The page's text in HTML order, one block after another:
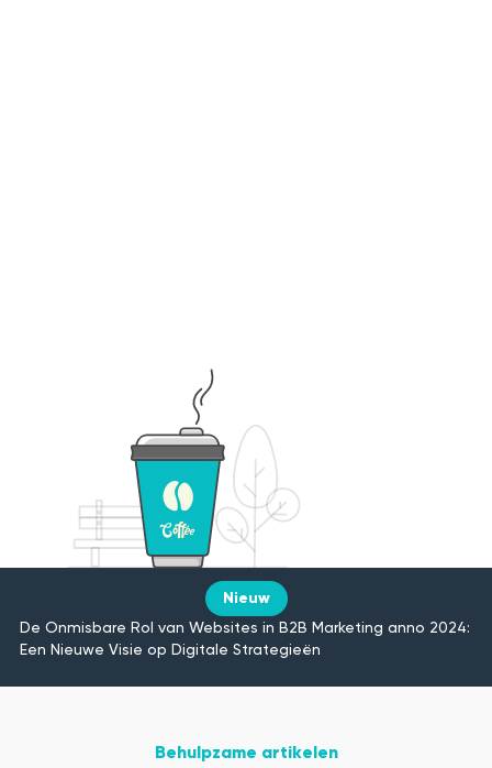
Nieuw
De Onmisbare Rol van Websites in B2B Marketing anno 2024:
Een Nieuwe Visie op Digitale Strategieën
Behulpzame artikelen